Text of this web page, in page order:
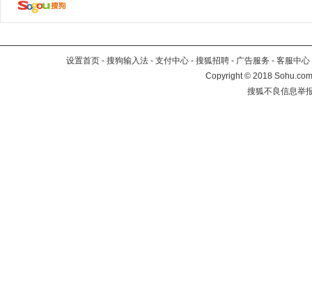
设置首页 - 搜狗输入法 - 支付中心 - 搜狐招聘 - 广告服务 - 客服中心
Copyright©2018
搜狐不良信息举